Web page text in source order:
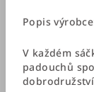
Popis
V každém
padouchů